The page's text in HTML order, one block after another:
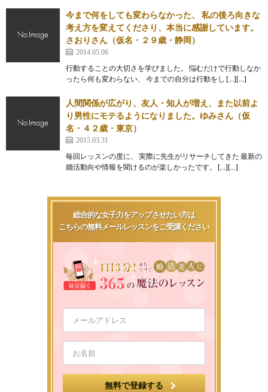
今まで何をしても変わらなかった、 私の後ろ向きな
考え方を変えてくださり、本当に感謝しています。
さおりさん（仮名・２９歳・静岡）
2014.05.06
行動することの大切さを学びました。 悩むだけで行動しなか
ったら何も変わらない、 今までの自分は行動をし […][…]
人間関係が広がり、友人・知人が増え、また以前よ
り男性にモテるようになりました。ゆみさん（仮
名・４２歳・東京）
2015.03.31
毎回レッスンの度に、 実際に先生がリサーチしてきた 最新の
婚活動向や情報を聞けるのが楽しかったです。 […][…]
総合的な女子力をアップさせたい方は
こちらの無料メールレッスンをご受講ください